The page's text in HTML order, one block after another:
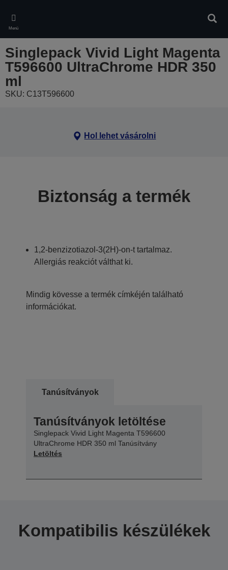
main
content
Menü
Singlepack Vivid Light Magenta
T596600 UltraChrome HDR 350
ml
SKU: C13T596600
Hol lehet vásárolni
Biztonság a termék
1,2-benzizotiazol-3(2H)-on-t tartalmaz.
Allergiás reakciót válthat ki.
Mindig kövesse a termék címkéjén található
információkat.
Tanúsítványok
Tanúsítványok letöltése
Singlepack Vivid Light Magenta T596600
UltraChrome HDR 350 ml Tanúsítvány
Letöltés
Kompatibilis készülékek